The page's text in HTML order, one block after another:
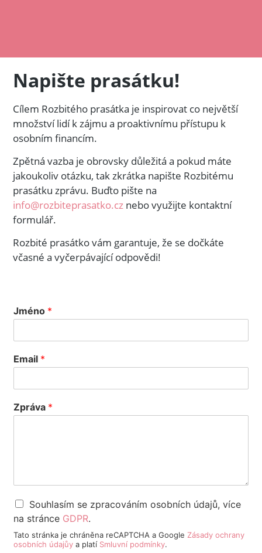
Napište prasátku!
Cílem Rozbitého prasátka je inspirovat co největší
množství lidí k zájmu a proaktivnímu přístupu k
osobním financím.
Zpětná vazba je obrovsky důležitá a pokud máte
jakoukoliv otázku, tak zkrátka napište Rozbitému
prasátku zprávu. Buďto pište na
info@rozbiteprasatko.cz nebo využijte kontaktní
formulář.
Rozbité prasátko vám garantuje, že se dočkáte
včasné a vyčerpávající odpovědi!
Jméno *
Email *
Zpráva *
Souhlasím se zpracováním osobních údajů, více
na stránce GDPR.
Tato stránka je chráněna reCAPTCHA a Google Zásady ochrany
osobních údajůy a platí Smluvní podmínky.